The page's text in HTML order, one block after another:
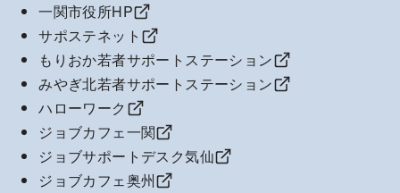
一関市役所HP
サポステネット
もりおか若者サポートステーション
みやぎ北若者サポートステーション
ハローワーク
ジョブカフェ一関
ジョブサポートデスク気仙
ジョブカフェ奥州